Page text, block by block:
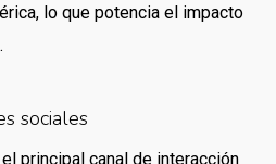
lo que potencia el impacto
sociales
principal canal de interacción